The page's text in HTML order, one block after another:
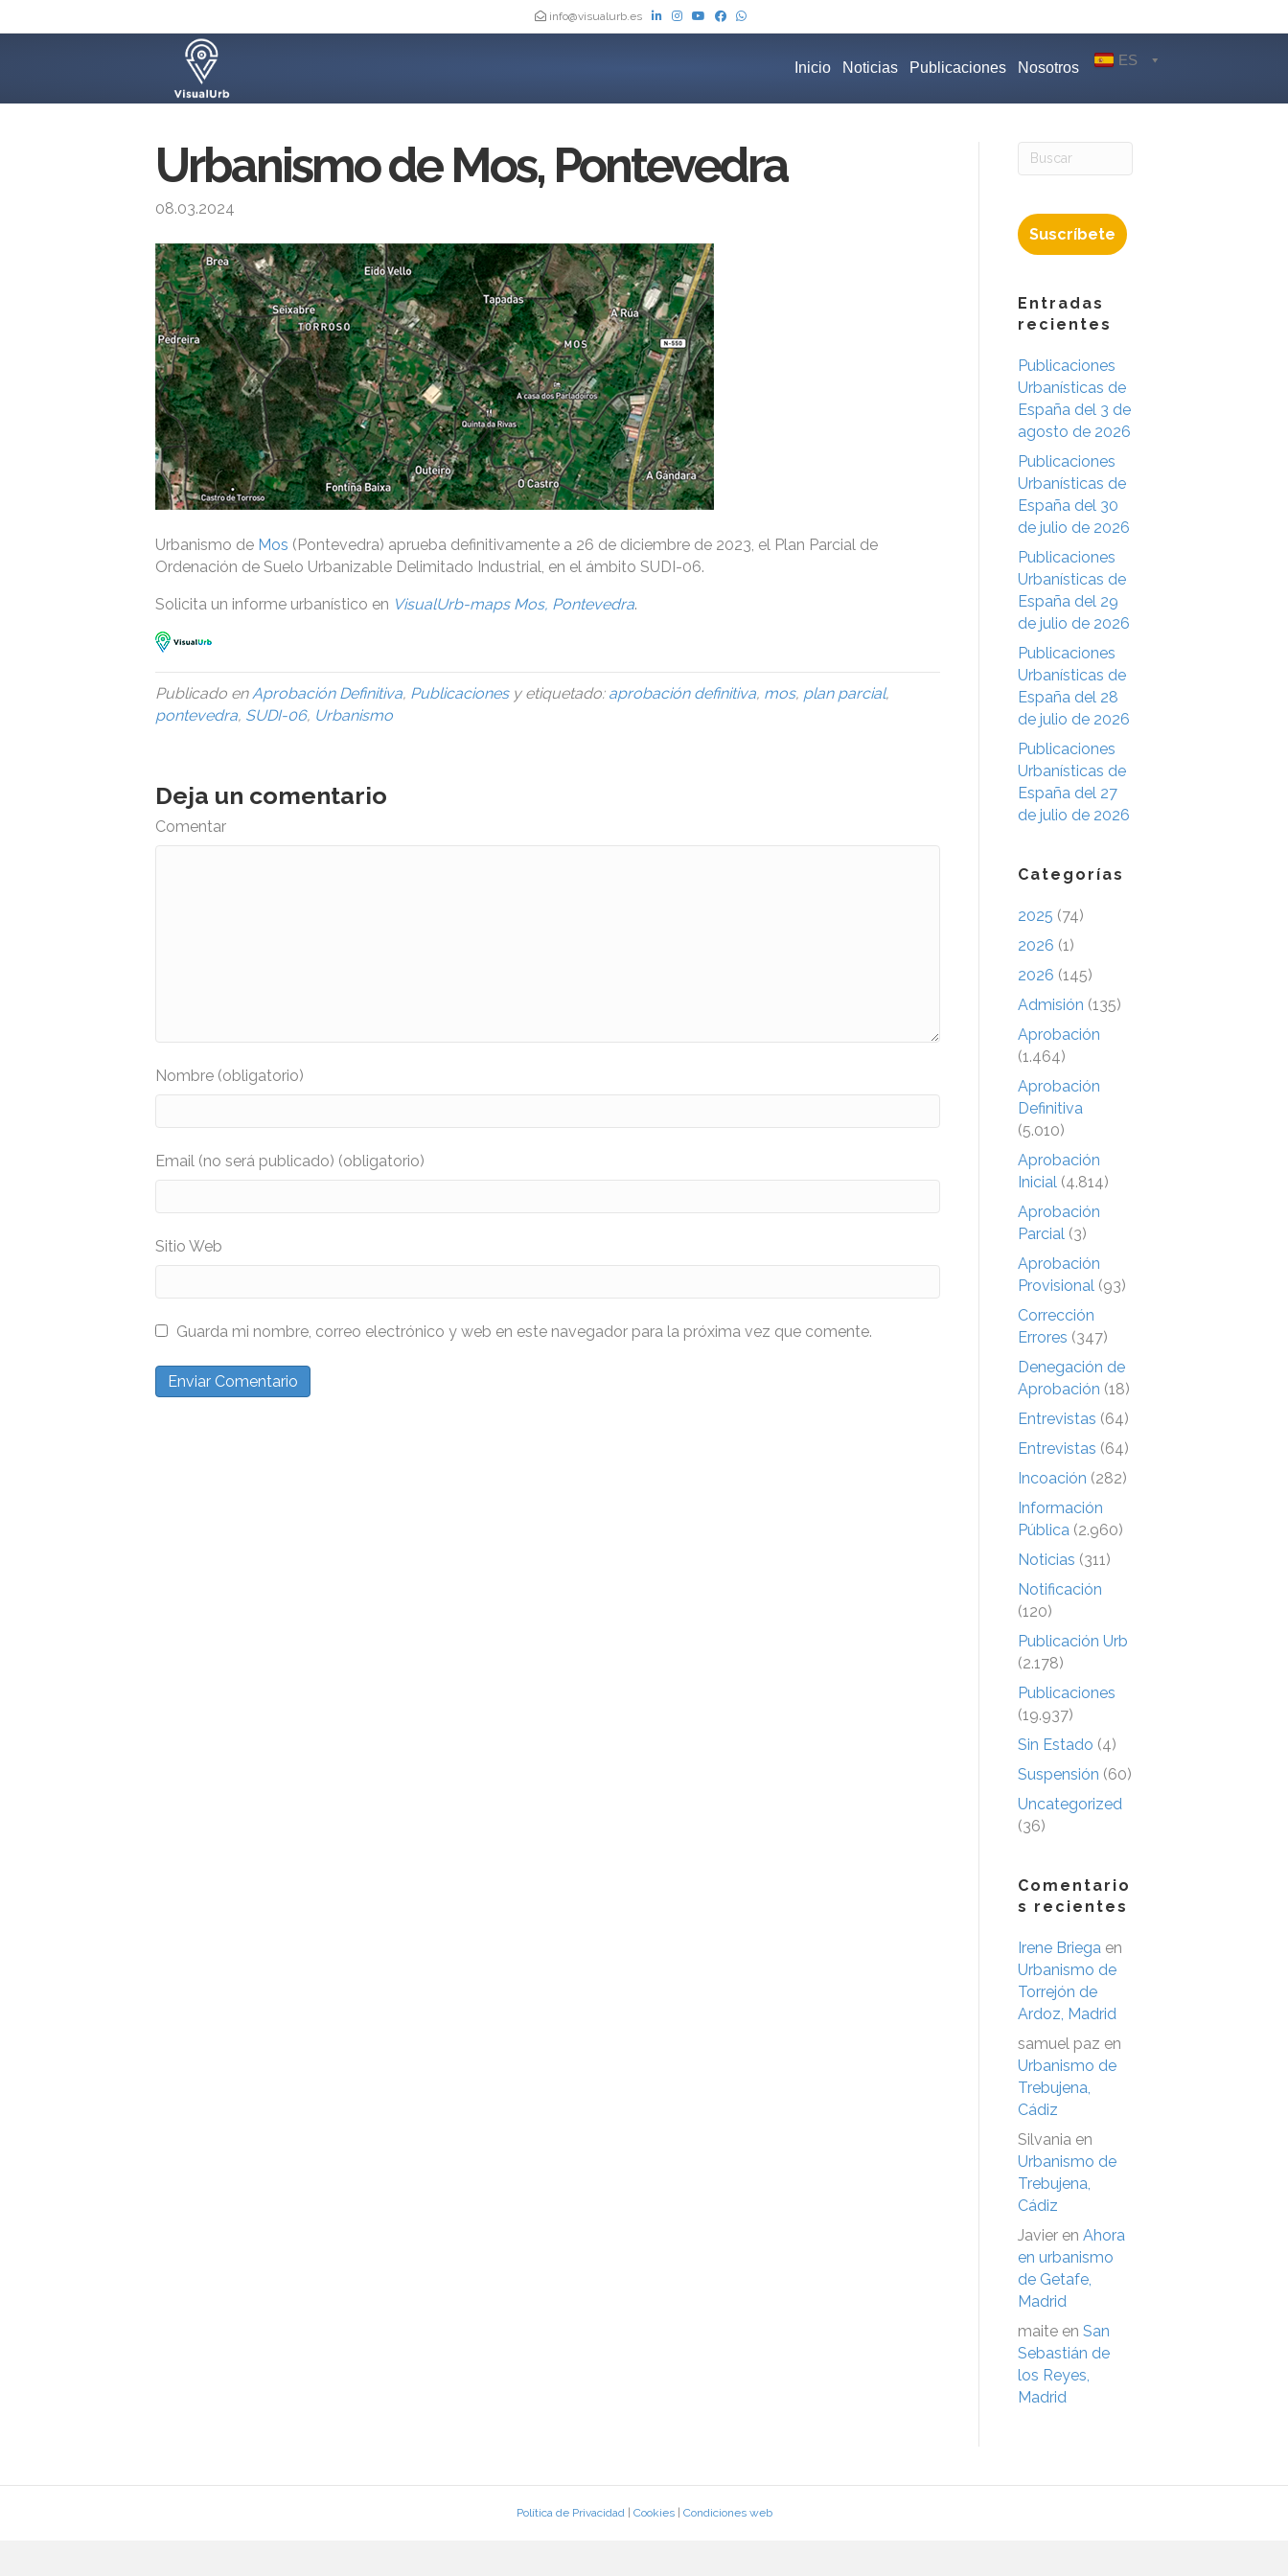
info@visualurb.es
Inicio Noticias Publicaciones Nosotros ES
Urbanismo de Mos, Pontevedra
08.03.2024
Urbanismo de Mos (Pontevedra) aprueba definitivamente a 26 de diciembre de 2023, el Plan Parcial de
Ordenación de Suelo Urbanizable Delimitado Industrial, en el ámbito SUDI-06.
Solicita un informe urbanístico en VisualUrb-maps Mos, Pontevedra.
Publicado enAprobación Definitiva, Publicacionesy etiquetado: aprobación definitiva, mos, plan parcial,
pontevedra, SUDI-06, Urbanismo
Deja un comentario
Comentar
Nombre (obligatorio)
Email (no será publicado) (obligatorio)
Sitio Web
Guarda mi nombre, correo electrónico y web en este navegador para la próxima vez que comente.
Suscríbete
Entradas
recientes
Publicaciones
Urbanísticas de
España del 3 de
agosto de 2026
Publicaciones
Urbanísticas de
España del 30
de julio de 2026
Publicaciones
Urbanísticas de
España del 29
de julio de 2026
Publicaciones
Urbanísticas de
España del 28
de julio de 2026
Publicaciones
Urbanísticas de
España del 27
de julio de 2026
Categorías
2025 (74)
2026 (1)
2026 (145)
Admisión (135)
Aprobación
(1.464)
Aprobación
Definitiva
(5.010)
Aprobación
Inicial (4.814)
Aprobación
Parcial (3)
Aprobación
Provisional (93)
Corrección
Errores (347)
Denegación de
Aprobación (18)
Entrevistas (64)
Entrevistas (64)
Incoación (282)
Información
Pública (2.960)
Noticias (311)
Notificación
(120)
Publicación Urb
(2.178)
Publicaciones
(19.937)
Sin Estado (4)
Suspensión (60)
Uncategorized
(36)
Comentario
s recientes
Irene Briega en
Urbanismo de
Torrejón de
Ardoz, Madrid
samuel paz en
Urbanismo de
Trebujena,
Cádiz
Silvania en
Urbanismo de
Trebujena,
Cádiz
Javier en Ahora
en urbanismo
de Getafe,
Madrid
maite en San
Sebastián de
los Reyes,
Madrid
Política de Privacidad| Cookies| Condiciones web